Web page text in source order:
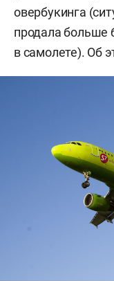
овербукинга
продала больше
в самолете). Об